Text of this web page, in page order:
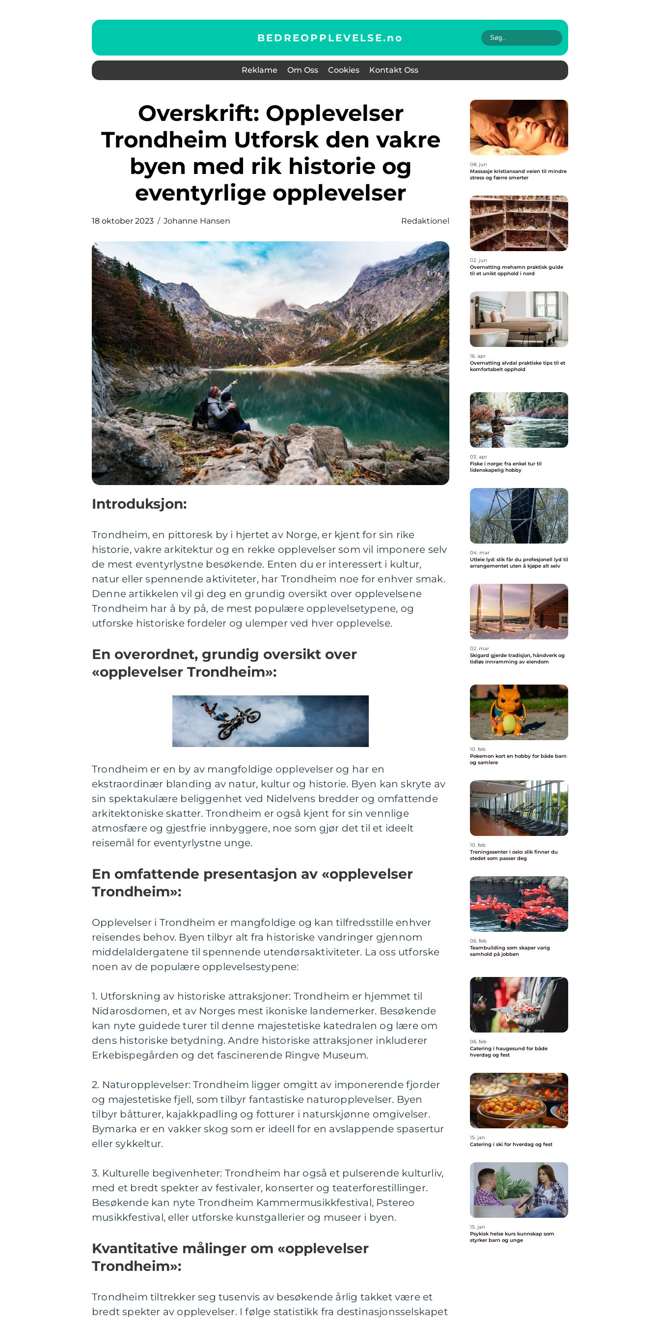
BEDREOPPLEVELSE.no
Reklame Om Oss Cookies Kontakt Oss
Overskrift: Opplevelser
Trondheim Utforsk den vakre
byen med rik historie og
eventyrlige opplevelser
18 oktober 2023 Johanne Hansen Redaktionel
Introduksjon:
Trondheim, en pittoresk by i hjertet av Norge, er kjent for sin rike
historie, vakre arkitektur og en rekke opplevelser som vil imponere selv
de mest eventyrlystne besøkende. Enten du er interessert i kultur,
natur eller spennende aktiviteter, har Trondheim noe for enhver smak.
Denne artikkelen vil gi deg en grundig oversikt over opplevelsene
Trondheim har å by på, de mest populære opplevelsetypene, og
utforske historiske fordeler og ulemper ved hver opplevelse.
En overordnet, grundig oversikt over
«opplevelser Trondheim»:
Trondheim er en by av mangfoldige opplevelser og har en
ekstraordinær blanding av natur, kultur og historie. Byen kan skryte av
sin spektakulære beliggenhet ved Nidelvens bredder og omfattende
arkitektoniske skatter. Trondheim er også kjent for sin vennlige
atmosfære og gjestfrie innbyggere, noe som gjør det til et ideelt
reisemål for eventyrlystne unge.
En omfattende presentasjon av «opplevelser
Trondheim»:
Opplevelser i Trondheim er mangfoldige og kan tilfredsstille enhver
reisendes behov. Byen tilbyr alt fra historiske vandringer gjennom
middelaldergatene til spennende utendørsaktiviteter. La oss utforske
noen av de populære opplevelsestypene:
1. Utforskning av historiske attraksjoner: Trondheim er hjemmet til
Nidarosdomen, et av Norges mest ikoniske landemerker. Besøkende
kan nyte guidede turer til denne majestetiske katedralen og lære om
dens historiske betydning. Andre historiske attraksjoner inkluderer
Erkebispegården og det fascinerende Ringve Museum.
2. Naturopplevelser: Trondheim ligger omgitt av imponerende fjorder
og majestetiske fjell, som tilbyr fantastiske naturopplevelser. Byen
tilbyr båtturer, kajakkpadling og fotturer i naturskjønne omgivelser.
Bymarka er en vakker skog som er ideell for en avslappende spasertur
eller sykkeltur.
3. Kulturelle begivenheter: Trondheim har også et pulserende kulturliv,
med et bredt spekter av festivaler, konserter og teaterforestillinger.
Besøkende kan nyte Trondheim Kammermusikkfestival, Pstereo
musikkfestival, eller utforske kunstgallerier og museer i byen.
Kvantitative målinger om «opplevelser
Trondheim»:
Trondheim tiltrekker seg tusenvis av besøkende årlig takket være et
bredt spekter av opplevelser. I følge statistikk fra destinasjonsselskapet
08. jun
Massasje kristiansand veien til mindre
stress og færre smerter
02. jun
Overnatting mehamn praktisk guide
til et unikt opphold i nord
16. apr
Overnatting alvdal praktiske tips til et
komfortabelt opphold
03. apr
Fiske i norge: fra enkel tur til
lidenskapelig hobby
04. mar
Utleie lyd: slik får du profesjonell lyd til
arrangementet uten å kjøpe alt selv
02. mar
Skigard gjerde tradisjon, håndverk og
tidløs innramming av eiendom
10. feb
Pokemon kort en hobby for både barn
og samlere
10. feb
Treningssenter i oslo: slik finner du
stedet som passer deg
06. feb
Teambuilding som skaper varig
samhold på jobben
06. feb
Catering i haugesund for både
hverdag og fest
15. jan
Catering i ski for hverdag og fest
15. jan
Psykisk helse kurs kunnskap som
styrker barn og unge